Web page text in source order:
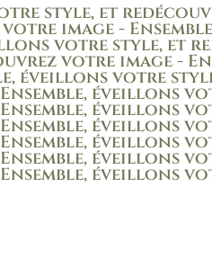
style, et
image -
votre style, et
votre image -
éveillons votre
Ensemble, éveillons
Ensemble, éveillons
Ensemble, éveillons
Ensemble, éveillons
Ensemble, éveillons
Ensemble, éveillons